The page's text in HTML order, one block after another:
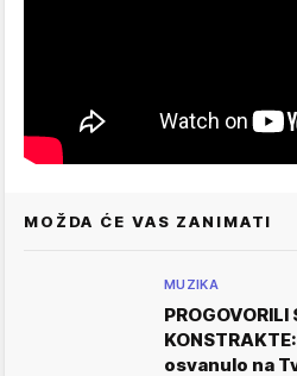
MOŽDA ĆE VAS ZANIMATI
MUZIKA
PROGOVORILI
osvanulo na